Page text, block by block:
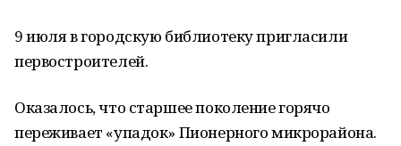
9 июля в городскую библиотеку пригласили
первостроителей.
Оказалось, что старшее поколение горячо
переживает «упадок» Пионерного микрорайона.